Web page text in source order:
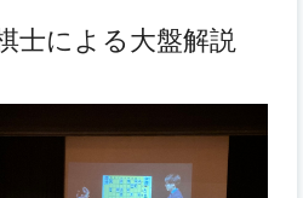
士による大盤解説